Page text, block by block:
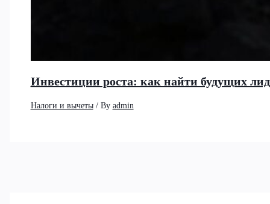
Инвестиции роста: как найти будущих
Налоги и вычеты/ By admin